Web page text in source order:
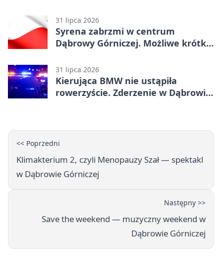
31 lipca 2026
Syrena zabrzmi w centrum
Dąbrowy Górniczej. Możliwe krótkie
31 lipca 2026
Kierująca BMW nie ustąpiła
rowerzyście. Zderzenie w Dąbrowie
<< Poprzedni
Klimakterium 2, czyli Menopauzy Szał — spektakl
w Dąbrowie Górniczej
Następny >>
Save the weekend — muzyczny weekend w
Dąbrowie Górniczej